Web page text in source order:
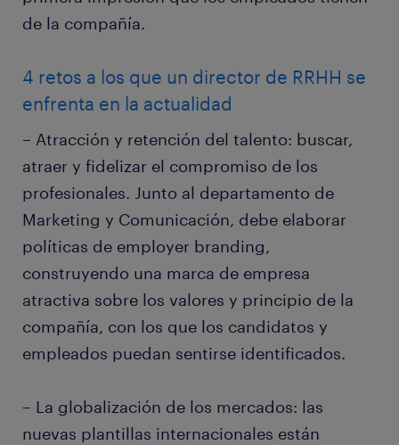
de la compañía.
4 retos a los que un director de RRHH se
enfrenta en la actualidad
– Atracción y retención del talento: buscar,
atraer y fidelizar el compromiso de los
profesionales. Junto al departamento de
Marketing y Comunicación, debe elaborar
políticas de employer branding,
construyendo una marca de empresa
atractiva sobre los valores y principio de la
compañía, con los que los candidatos y
empleados puedan sentirse identificados.
– La globalización de los mercados: las
nuevas plantillas internacionales están